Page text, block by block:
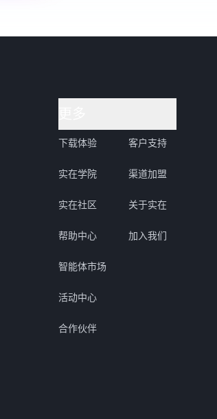
下载体验
实在学院
实在社区
帮助中心
智能体市场
活动中心
合作伙伴
客户支持
渠道加盟
关于实在
加入我们